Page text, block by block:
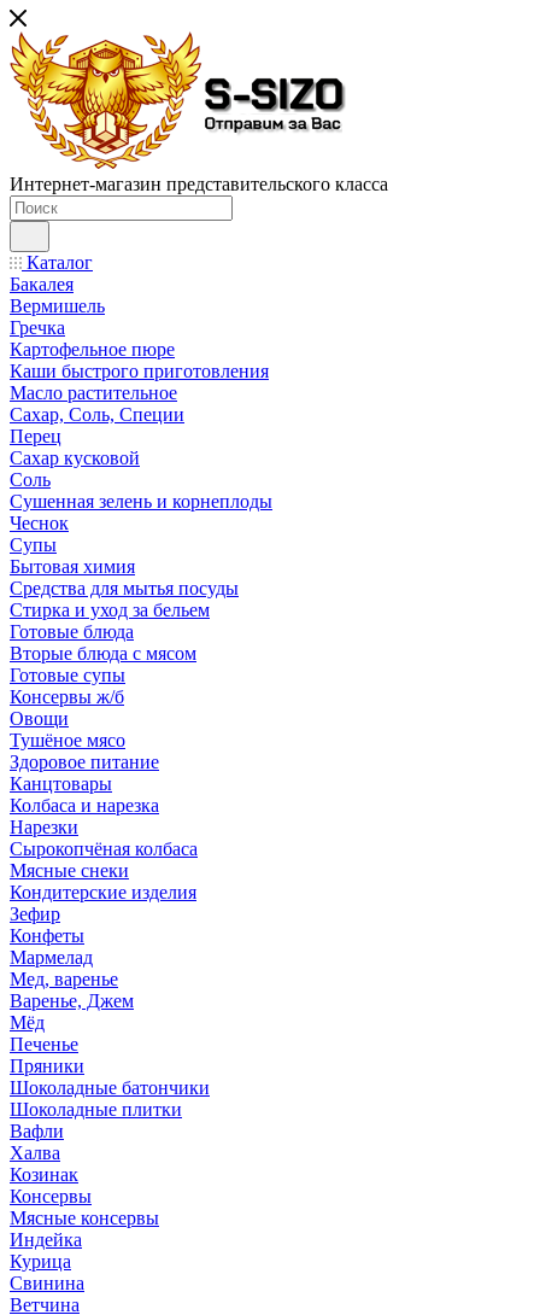
Интернет-магазин представительского класса
Каталог
Бакалея
Вермишель
Гречка
Картофельное пюре
Каши быстрого приготовления
Масло растительное
Сахар, Соль, Специи
Перец
Сахар кусковой
Соль
Сушенная зелень и корнеплоды
Чеснок
Супы
Бытовая химия
Средства для мытья посуды
Стирка и уход за бельем
Готовые блюда
Вторые блюда с мясом
Готовые супы
Консервы ж/б
Овощи
Тушёное мясо
Здоровое питание
Канцтовары
Колбаса и нарезка
Нарезки
Сырокопчёная колбаса
Мясные снеки
Кондитерские изделия
Зефир
Конфеты
Мармелад
Мед, варенье
Варенье, Джем
Мёд
Печенье
Пряники
Шоколадные батончики
Шоколадные плитки
Вафли
Халва
Козинак
Консервы
Мясные консервы
Индейка
Курица
Свинина
Ветчина